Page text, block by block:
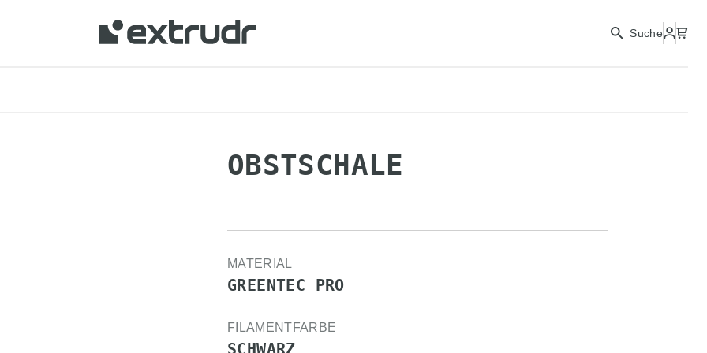
Standort anzuzeigen und online
SCHLIESSEN
Suche
OBSTSCHALE
MATERIAL
GREENTEC PRO
FILAMENTFARBE
SCHWARZ